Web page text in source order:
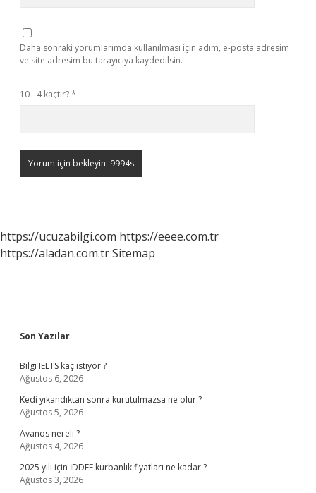
Daha sonraki yorumlarımda kullanılması için adım, e-posta adresim
ve site adresim bu tarayıcıya kaydedilsin.
10 - 4 kaçtır?*
https://ucuzabilgi.com https://eeee.com.tr
https://aladan.com.trSitemap
Sidebar
Son Yazılar
Bilgi IELTS kaç istiyor ?
Ağustos 6, 2026
Kedi yıkandıktan sonra kurutulmazsa ne olur ?
Ağustos 5, 2026
Avanos nereli ?
Ağustos 4, 2026
2025 yılı için İDDEF kurbanlık fiyatları ne kadar ?
Ağustos 3, 2026